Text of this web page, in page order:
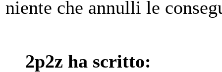
niente che annulli le
2p2z ha scritto: